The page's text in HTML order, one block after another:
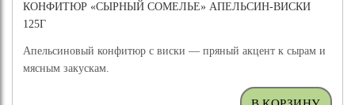
КОНФИТЮР «СЫРНЫЙ СОМЕЛЬЕ» АПЕЛЬСИН-ВИСКИ
125Г
Апельсиновый конфитюр с виски — пряный акцент к сырам и
мясным закускам.